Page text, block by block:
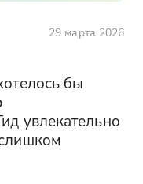
29 марта 2026
бы
увлекательно